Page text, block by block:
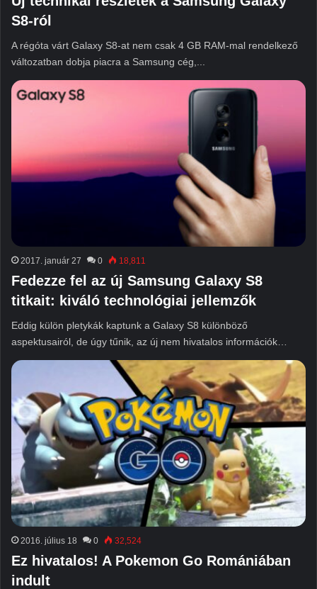
S8-ról
A régóta várt Galaxy S8-at nem csak 4 GB RAM-mal rendelkező
változatban dobja piacra a Samsung cég,...
2017. január 27 0 18,811
Fedezze fel az új Samsung Galaxy S8
titkait: kiváló technológiai jellemzők
Eddig külön pletykák kaptunk a Galaxy S8 különböző
aspektusairól, de úgy tűnik, az új nem hivatalos információk…
2016. július 18 0 32,524
Ez hivatalos! A Pokemon Go Romániában
indult